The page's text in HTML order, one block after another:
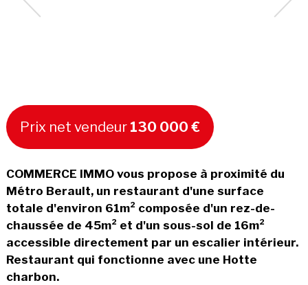
Prix net vendeur 130 000 €
COMMERCE IMMO vous propose à proximité du
Métro Berault, un restaurant d'une surface
totale d'environ 61m² composée d'un rez-de-
chaussée de 45m² et d'un sous-sol de 16m²
accessible directement par un escalier intérieur.
Restaurant qui fonctionne avec une Hotte
charbon.